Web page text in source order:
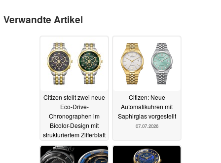
Verwandte Artikel
Citizen stellt zwei neue
Eco-Drive-
Chronographen im
Bicolor-Design mit
strukturiertem Zifferblatt
vor07.07.2026
Citizen: Neue
Automatikuhren mit
Saphirglas vorgestellt
07.07.2026